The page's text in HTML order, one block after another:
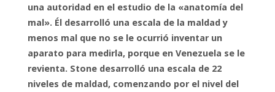
una autoridad en el estudio de la «anatomía del
mal». Él desarrolló una escala de la maldad y
menos mal que no se le ocurrió inventar un
aparato para medirla, porque en Venezuela se le
revienta. Stone desarrolló una escala de 22
niveles de maldad, comenzando por el nivel del